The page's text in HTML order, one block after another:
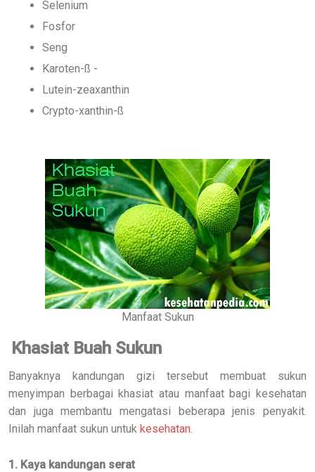
Selenium
Fosfor
Seng
Karoten-ß -
Lutein-zeaxanthin
Crypto-xanthin-ß
Manfaat Sukun
Khasiat Buah Sukun
Banyaknya kandungan gizi tersebut membuat sukun
menyimpan berbagai khasiat atau manfaat bagi kesehatan
dan juga membantu mengatasi beberapa jenis penyakit.
Inilah manfaat sukun untuk kesehatan.
1. Kaya kandungan serat